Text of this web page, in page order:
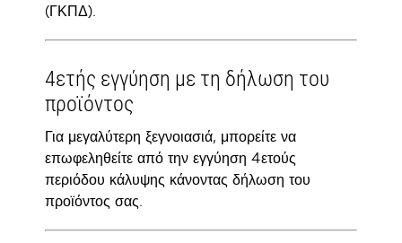
(ΓΚΠΔ).
4ετής εγγύηση με τη δήλωση του
προϊόντος
Για μεγαλύτερη ξεγνοιασιά, μπορείτε να
επωφεληθείτε από την εγγύηση 4ετούς
περιόδου κάλυψης κάνοντας δήλωση του
προϊόντος σας.